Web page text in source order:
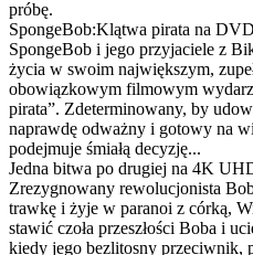
próbę.
SpongeBob:Klątwa pirata na
SpongeBob i jego przyjaciele z
życia w swoim największym,
obowiązkowym filmowym
pirata”. Zdeterminowany, by
naprawdę odważny i gotowy na
podejmuje śmiałą decyzję...
Jedna bitwa po drugiej na 4K
Zrezygnowany rewolucjonista
trawkę i żyje w paranoi z córką,
stawić czoła przeszłości Boba i
kiedy jego bezlitosny przeciwnik,